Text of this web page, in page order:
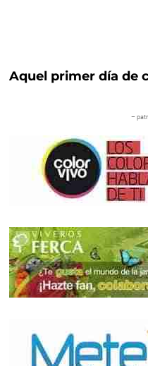
Aquel primer día de
–